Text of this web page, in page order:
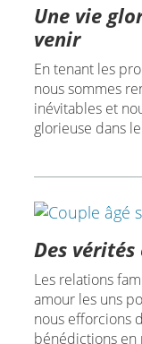
Une vie
venir
En tenant les
nous sommes
inévitables et
glorieuse dans
Des
Les relations
amour les uns
nous efforcions
bénédictions en